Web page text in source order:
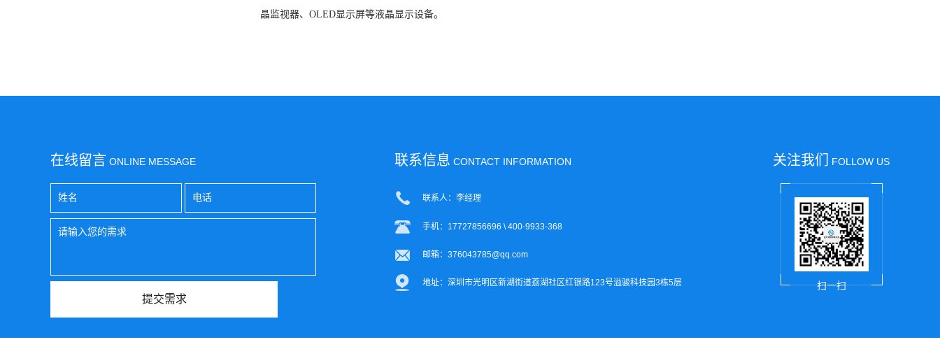
晶监视器、OLED显示屏等液晶显示设备。
关注我们 FOLLOW US
扫一扫
在线留言 ONLINE MESSAGE 联系信息 CONTACT INFORMATION
联系人：李经理
手机：17727856696 \ 400-9933-368
邮箱：376043785@qq.com
地址：深圳市光明区新湖街道荔湖社区红银路123号溢骏科技园3栋5层